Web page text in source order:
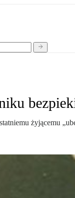
żyjącemu